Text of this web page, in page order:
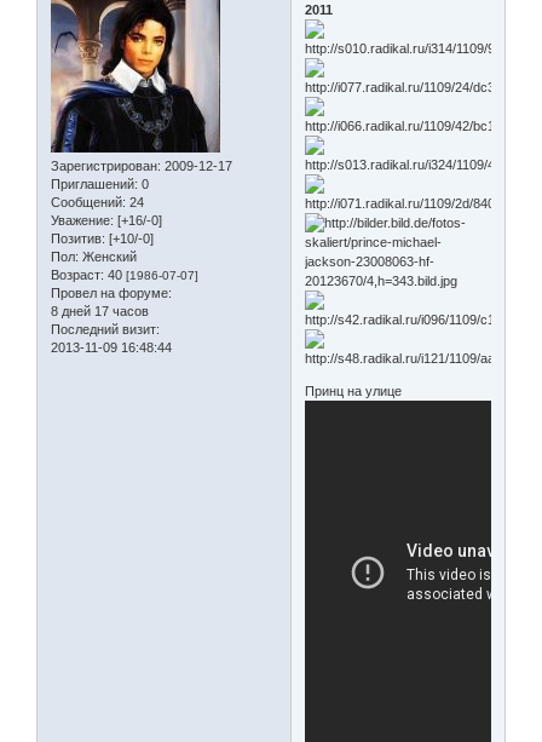
Зарегистрирован: 2009-12-17
Приглашений: 0
Сообщений: 24
Уважение: [+16/-0]
Позитив: [+10/-0]
Пол: Женский
Возраст: 40 [1986-07-07]
Провел на форуме:
8 дней 17 часов
Последний визит:
2013-11-09 16:48:44
2011
Принц на улице